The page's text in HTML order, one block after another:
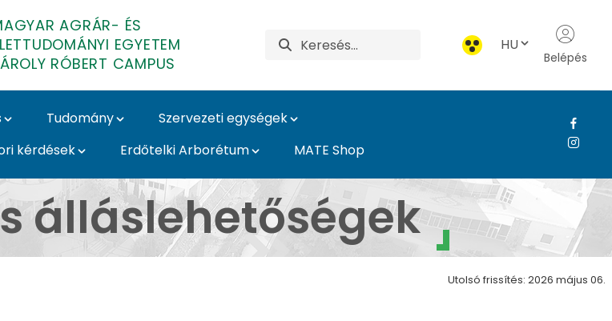
AGRÁR- ÉS
EGYETEM
RÓBERT CAMPUS
HU
Belépés
Tudomány
Szervezeti egységek
kérdések Erdőtelki Arborétum MATE Shop
- Károly Róbert Campus
álláslehetőségek
Utolsó frissítés: 2026 május 06.